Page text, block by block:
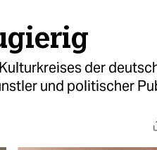
der
und politischer